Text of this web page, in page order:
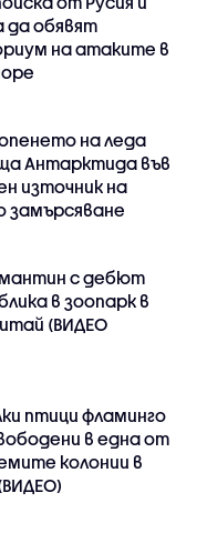
да обявят
на атаките в
на леда
Антарктида във
източник на
замърсяване
с дебют
в зоопарк в
(ВИДЕО
птици фламинго
в една от
колонии в